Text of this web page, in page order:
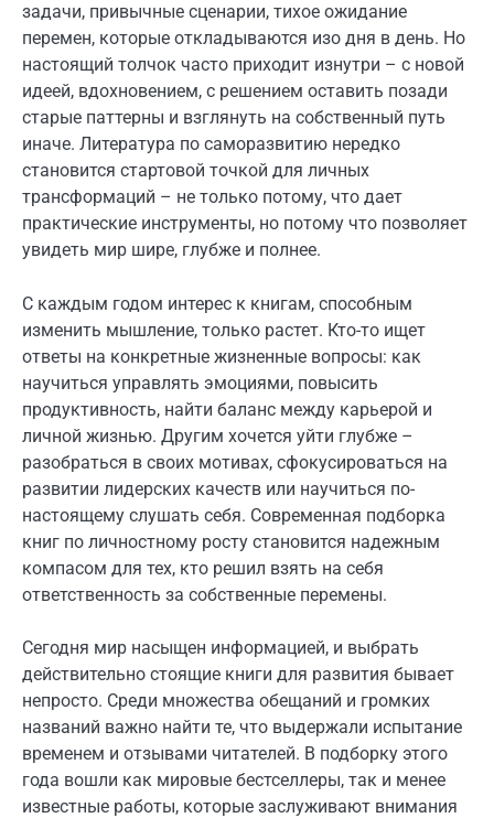
задачи, привычные сценарии, тихое ожидание
перемен, которые откладываются изо дня в день. Но
настоящий толчок часто приходит изнутри – с новой
идеей, вдохновением, с решением оставить позади
старые паттерны и взглянуть на собственный путь
иначе. Литература по саморазвитию нередко
становится стартовой точкой для личных
трансформаций – не только потому, что дает
практические инструменты, но потому что позволяет
увидеть мир шире, глубже и полнее.
С каждым годом интерес к книгам, способным
изменить мышление, только растет. Кто-то ищет
ответы на конкретные жизненные вопросы: как
научиться управлять эмоциями, повысить
продуктивность, найти баланс между карьерой и
личной жизнью. Другим хочется уйти глубже –
разобраться в своих мотивах, сфокусироваться на
развитии лидерских качеств или научиться по-
настоящему слушать себя. Современная подборка
книг по личностному росту становится надежным
компасом для тех, кто решил взять на себя
ответственность за собственные перемены.
Сегодня мир насыщен информацией, и выбрать
действительно стоящие книги для развития бывает
непросто. Среди множества обещаний и громких
названий важно найти те, что выдержали испытание
временем и отзывами читателей. В подборку этого
года вошли как мировые бестселлеры, так и менее
известные работы, которые заслуживают внимания